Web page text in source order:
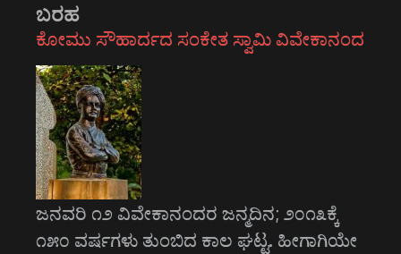
ಬರಹ
ಕೋಮು ಸೌಹಾರ್ದದ ಸಂಕೇತ ಸ್ವಾಮಿ ವಿವೇಕಾನಂದ
ಜನವರಿ ೧೨ ವಿವೇಕಾನಂದರ ಜನ್ಮದಿನ; ೨೦೧೩ಕ್ಕೆ
೧೫೦ ವರ್ಷಗಳು ತುಂಬಿದ ಕಾಲ ಘಟ್ಟ. ಹೀಗಾಗಿಯೇ